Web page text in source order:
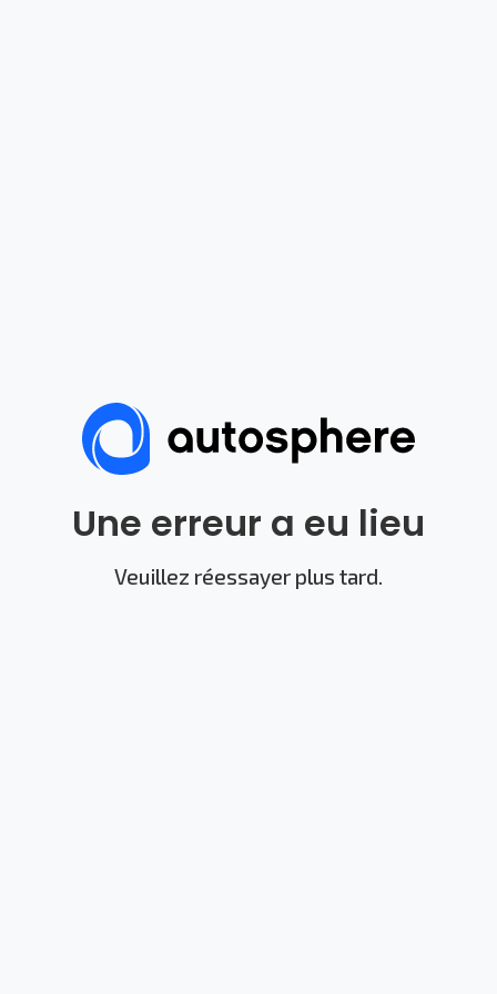
Une erreur a eu lieu
Veuillez réessayer plus tard.